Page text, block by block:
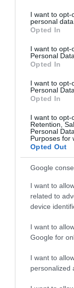
not limited to
grant or deny
use your data for
consent section.
I want to opt-
personal data.
Opted In
I want to opt-
Personal Data.
Opted In
I want to opt-
Personal
Opted In
I want to opt-
Retention,
Personal
Purposes for
Opted Out
Google
I want to
related to
device
I want to
Google for
I want to
personalized
JÁTÉKOK A
VILÁGÁBA? ÉS MIT
ELLENE?
2026-02-12
DUNGEONS &
JÁTÉK, AMI